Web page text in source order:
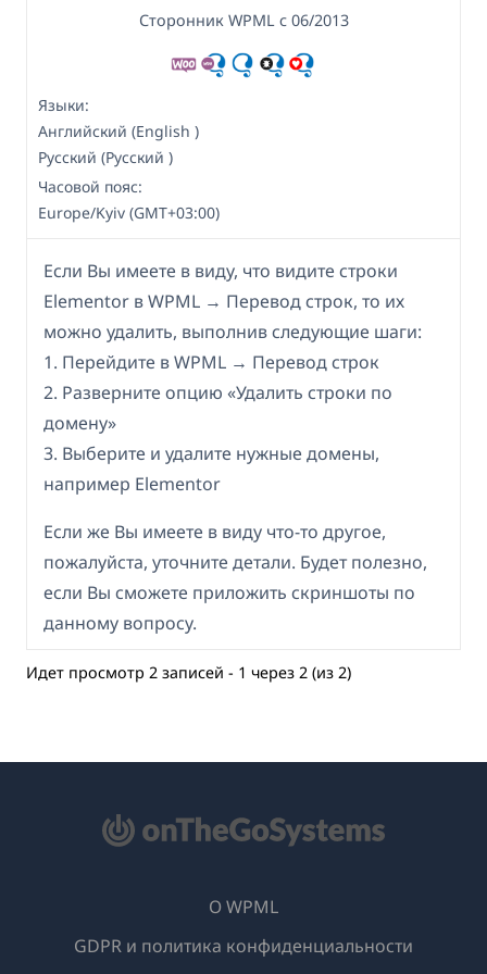
Сторонник WPML с 06/2013
Языки:
Английский (English )
Русский (Русский )
Часовой пояс:
Europe/Kyiv (GMT+03:00)
Если Вы имеете в виду, что видите строки
Elementor в WPML → Перевод строк, то их
можно удалить, выполнив следующие шаги:
1. Перейдите в WPML → Перевод строк
2. Разверните опцию «Удалить строки по
домену»
3. Выберите и удалите нужные домены,
например Elementor
Если же Вы имеете в виду что-то другое,
пожалуйста, уточните детали. Будет полезно,
если Вы сможете приложить скриншоты по
данному вопросу.
Идет просмотр 2 записей - 1 через 2 (из 2)
О WPML
GDPR и политика конфиденциальности